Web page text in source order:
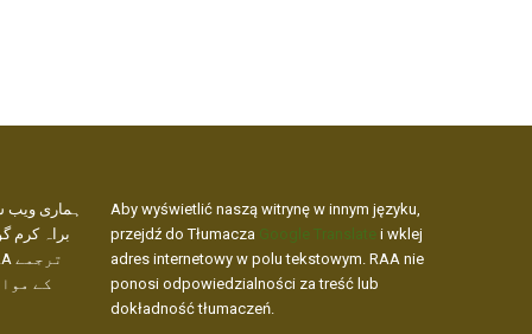
ہماری ویب
براہ کرم
کے
Aby wyświetlić naszą witrynę w innym języku,
przejdź do Tłumacza Google Translate i wklej
adres internetowy w polu tekstowym. RAA nie
ponosi odpowiedzialności za treść lub
dokładność tłumaczeń.